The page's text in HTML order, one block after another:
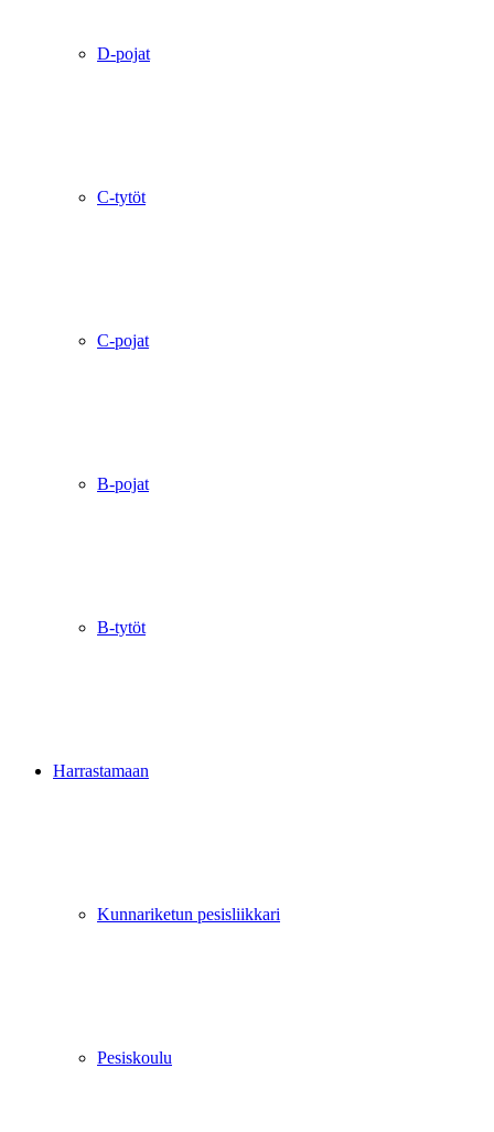
D-pojat
C-tytöt
C-pojat
B-pojat
B-tytöt
Harrastamaan
Kunnariketun pesisliikkari
Pesiskoulu